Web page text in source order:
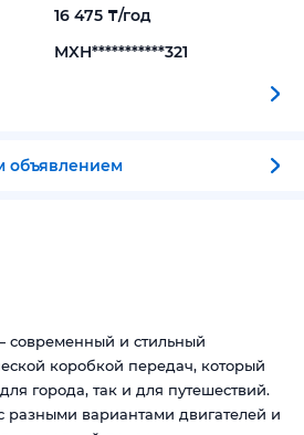
16 475 ₸/год
MXH***********321
объявлением
современный и стильный
коробкой передач, который
города, так и для путешествий.
разными вариантами двигателей и